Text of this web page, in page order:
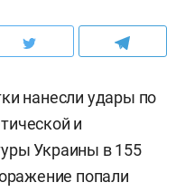
нанесли удары по
и
Украины в 155
попали